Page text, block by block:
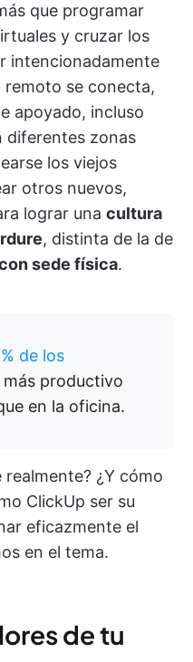
que programar
y cruzar los
intencionadamente
remoto se conecta,
apoyado, incluso
diferentes zonas
los viejos
otros nuevos,
lograr una cultura
, distinta de la de
sede física.
de los
productivo
en la oficina.
¿Y cómo
ClickUp ser su
eficazmente el
en el tema.
de tu